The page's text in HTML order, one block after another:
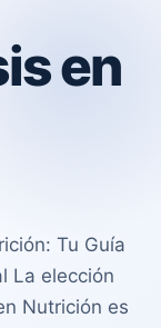
en
Tu Guía
La elección
Nutrición es